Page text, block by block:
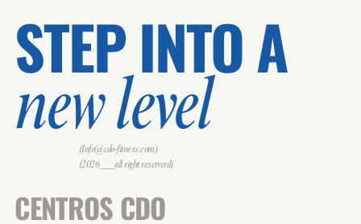
STEP INTO A
new level
(Info@cdo-fitness.com)
(2026___all right reserverd)
CENTROS CDO